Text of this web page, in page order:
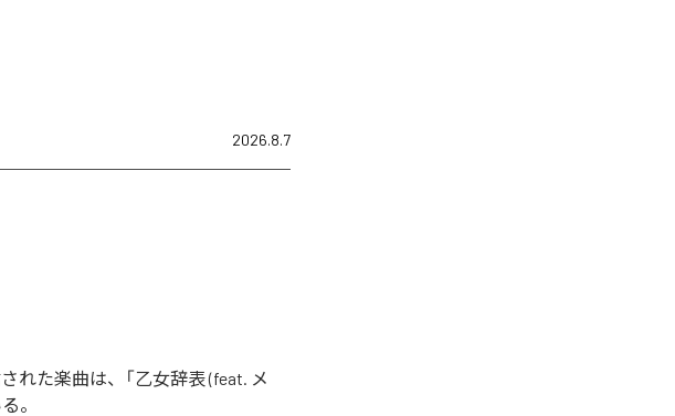
2026.8.7
れた楽曲は、「乙女辞表 (feat. メ
。